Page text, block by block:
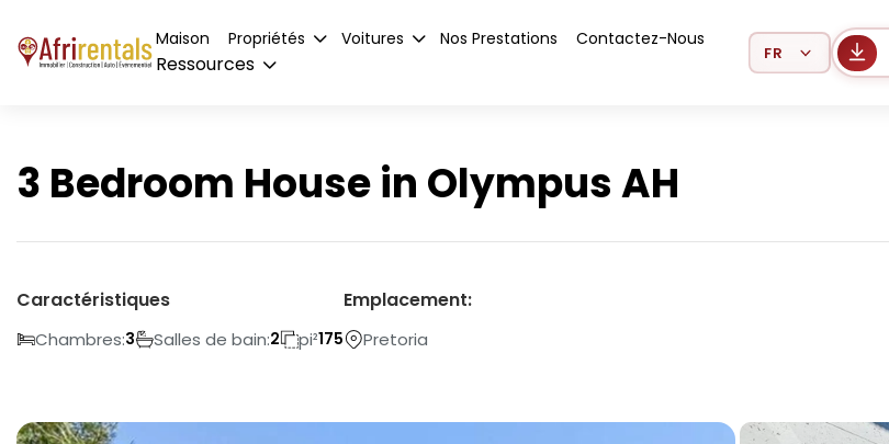
Maison Propriétés Voitures Nos Prestations Contactez-Nous
Ressources
Select Language
3 Bedroom House in Olympus AH
Caractéristiques
Chambres:3 Salles de bain:2 pi²175
Emplacement:
Pretoria